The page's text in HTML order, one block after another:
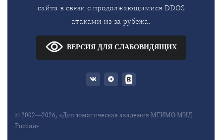
сайта в связи с продолжающимися DDOS
атаками из-за рубежа.
ВЕРСИЯ ДЛЯ СЛАБОВИДЯЩИХ
© 2002—2026, «Дипломатическая академия МГИМО МИД
России»